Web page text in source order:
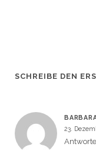
SCHREIBE DEN
23.